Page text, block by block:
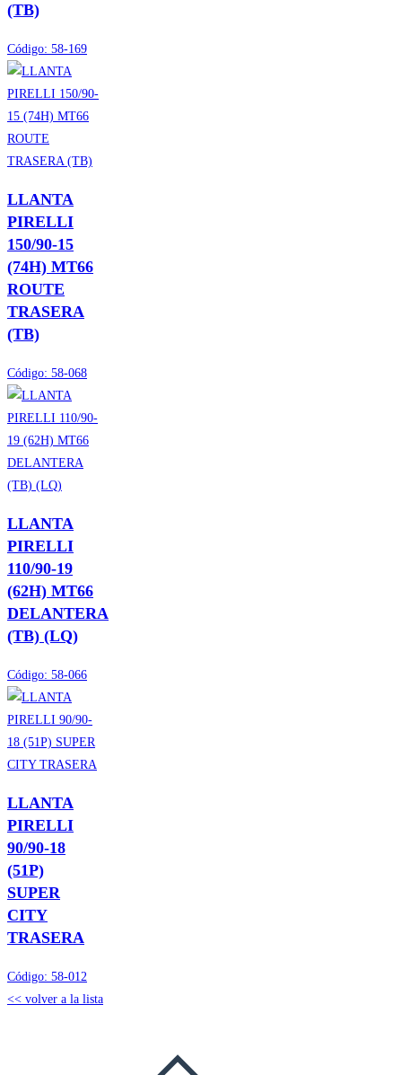
(TB)
Código: 58-169
LLANTA
PIRELLI
150/90-15
(74H) MT66
ROUTE
TRASERA
(TB)
Código: 58-068
LLANTA
PIRELLI
110/90-19
(62H) MT66
DELANTERA
(TB) (LQ)
Código: 58-066
LLANTA
PIRELLI
90/90-18
(51P)
SUPER
CITY
TRASERA
Código: 58-012
<< volver a la lista